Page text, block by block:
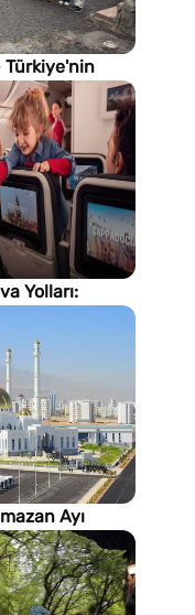
Türkiye'nin
gururu
Yolları:
Ayı